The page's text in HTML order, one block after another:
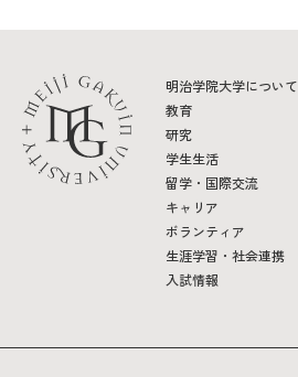
キャリア
ボランティア
生涯学習・社会連携
明治学院大学について
教育
研究
学生生活
留学・国際交流
キャリア
ボランティア
生涯学習・社会連携
入試情報